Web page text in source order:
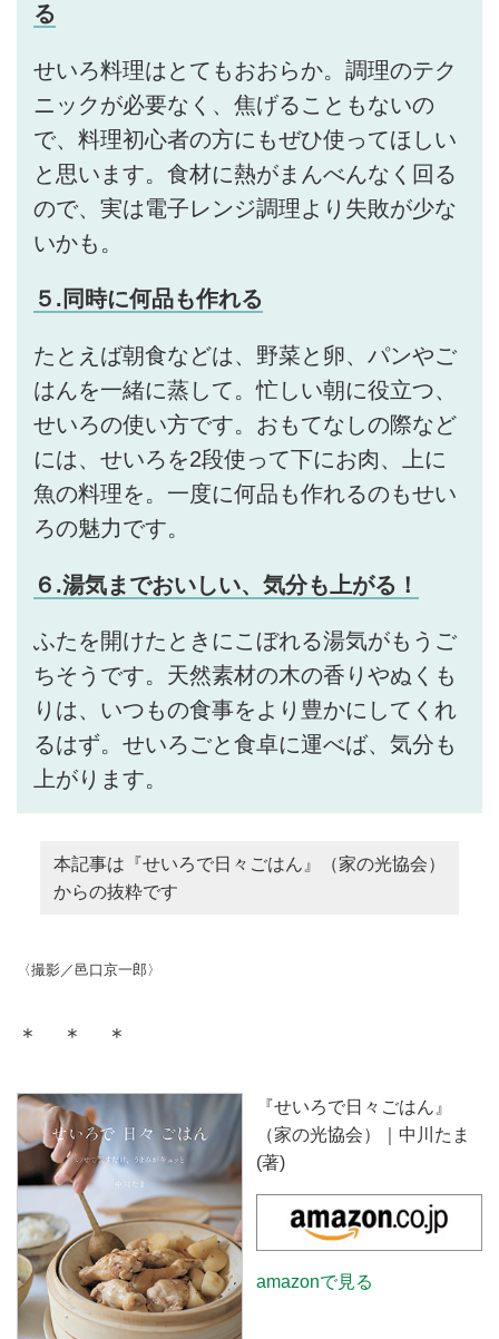
る
せいろ料理はとてもおおらか。調理のテク
ニックが必要なく、焦げることもないの
で、料理初心者の方にもぜひ使ってほしい
と思います。食材に熱がまんべんなく回る
ので、実は電子レンジ調理より失敗が少な
いかも。
５.同時に何品も作れる
たとえば朝食などは、野菜と卵、パンやご
はんを一緒に蒸して。忙しい朝に役立つ、
せいろの使い方です。おもてなしの際など
には、せいろを2段使って下にお肉、上に
魚の料理を。一度に何品も作れるのもせい
ろの魅力です。
６.湯気までおいしい、気分も上がる！
ふたを開けたときにこぼれる湯気がもうご
ちそうです。天然素材の木の香りやぬくも
りは、いつもの食事をより豊かにしてくれ
るはず。せいろごと食卓に運べば、気分も
上がります。
本記事は『せいろで日々ごはん』（家の光協会）
からの抜粋です
〈撮影／邑口京一郎〉
＊ ＊ ＊
『せいろで日々ごはん』
（家の光協会）｜中川たま
(著)
amazonで見る